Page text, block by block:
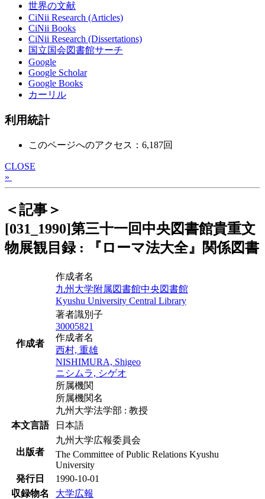
世界の文献
CiNii Research (Articles)
CiNii Books
CiNii Research (Dissertations)
国立国会図書館サーチ
Google
Google Scholar
Google Books
カーリル
利用統計
このページへのアクセス：6,187回
CLOSE
»
＜記事＞
[031_1990]第三十一回中央図書館貴重文
物展観目録 : 『ローマ法大全』関係図書
作成者
作成者名
九州大学附属図書館中央図書館
Kyushu University Central Library
著者識別子
30005821
作成者名
西村, 重雄
NISHIMURA, Shigeo
ニシムラ, シゲオ
所属機関
所属機関名
九州大学法学部 : 教授
本文言語
日本語
出版者
九州大学広報委員会
The Committee of Public Relations Kyushu
University
発行日
1990-10-01
収録物名
大学広報